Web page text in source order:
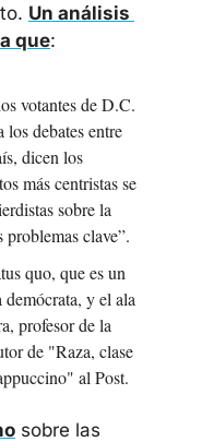
Un análisis
que:
votantes de D.C.
los debates entre
dicen los
más centristas se
sobre la
clave”.
quo, que es un
y el ala
profesor de la
de "Raza, clase
al Post.
sobre las